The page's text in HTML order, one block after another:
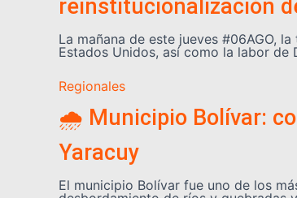
reinstitucionalización
La mañana de este jueves #06AGO,
Estados Unidos, así como la labor de
Regionales
🌧️ Municipio Bolívar:
Yaracuy
El municipio Bolívar fue uno de los